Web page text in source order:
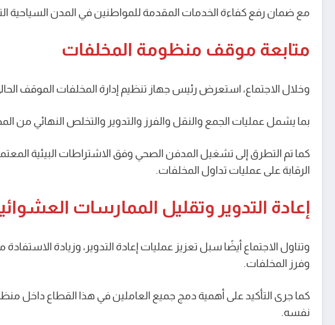
مع ضمان رفع كفاءة الخدمات المقدمة للمواطنين في المدن السياحية
متابعة موقف منظومة المخلفات
وخلال الاجتماع، استعرض رئيس جهاز تنظيم إدارة المخلفات الموقف
بما يشمل عمليات الجمع والنقل والفرز والتدوير والتخلص النهائي من
كما تم التطرق إلى تشغيل المدفن الصحي وفق الاشتراطات البيئية
الرقابة على عمليات تداول المخلفات.
إعادة التدوير وتقليل الممارسات
وتناول الاجتماع أيضًا سبل تعزيز عمليات إعادة التدوير، وزيادة
وفرز المخلفات.
كما جرى التأكيد على أهمية دمج جميع العاملين في هذا القطاع داخل
نفسه.